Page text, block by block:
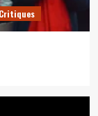
Critiques